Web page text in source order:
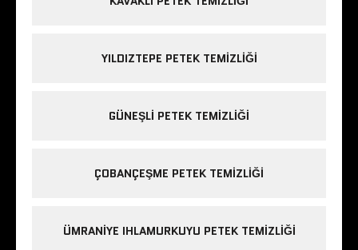
YILDIZTEPE PETEK TEMIZLIĞI
GÜNEŞLI PETEK TEMIZLIĞI
ÇOBANÇEŞME PETEK TEMIZLIĞI
ÜMRANIYE IHLAMURKUYU PETEK TEMIZLIĞI